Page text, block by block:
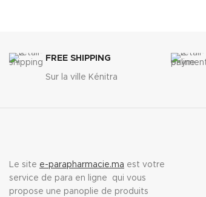
FREE SHIPPING
Sur la ville Kénitra
Le site e-parapharmacie.ma est votre
service de para en ligne qui vous
propose une panoplie de produits